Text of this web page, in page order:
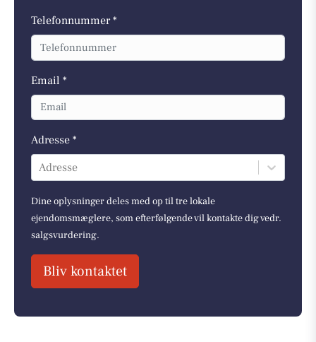
Telefonnummer *
Email *
Adresse *
Adresse
Dine oplysninger deles med op til tre lokale
ejendomsmæglere, som efterfølgende vil kontakte dig vedr.
salgsvurdering.
Bliv kontaktet